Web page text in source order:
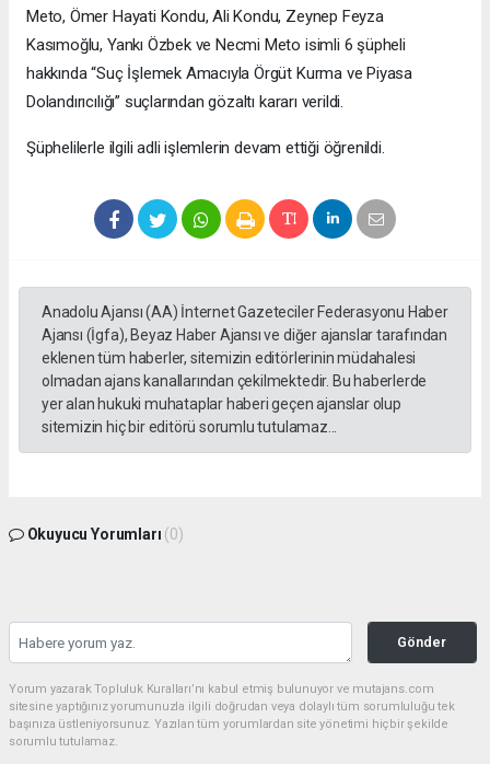
Meto, Ömer Hayati Kondu, Ali Kondu, Zeynep Feyza
Kasımoğlu, Yankı Özbek ve Necmi Meto isimli 6 şüpheli
hakkında “Suç İşlemek Amacıyla Örgüt Kurma ve Piyasa
Dolandırıcılığı” suçlarından gözaltı kararı verildi.
Şüphelilerle ilgili adli işlemlerin devam ettiği öğrenildi.
Anadolu Ajansı (AA) İnternet Gazeteciler Federasyonu Haber
Ajansı (İgfa), Beyaz Haber Ajansı ve diğer ajanslar tarafından
eklenen tüm haberler, sitemizin editörlerinin müdahalesi
olmadan ajans kanallarından çekilmektedir. Bu haberlerde
yer alan hukuki muhataplar haberi geçen ajanslar olup
sitemizin hiç bir editörü sorumlu tutulamaz...
Okuyucu Yorumları (0)
Gönder
Yorum yazarak Topluluk Kuralları’nı kabul etmiş bulunuyor ve mutajans.com
sitesine yaptığınız yorumunuzla ilgili doğrudan veya dolaylı tüm sorumluluğu tek
başınıza üstleniyorsunuz. Yazılan tüm yorumlardan site yönetimi hiçbir şekilde
sorumlu tutulamaz.